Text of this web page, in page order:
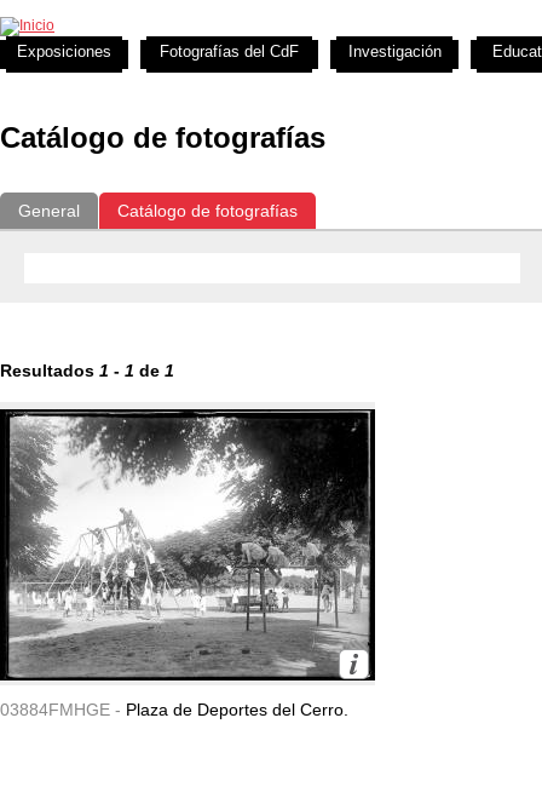
Catálogo de fotografías
General Catálogo de fotografías
Resultados 1 - 1 de 1
03884FMHGE - Plaza de Deportes del Cerro.
Exposiciones Fotografías del CdF Investigación